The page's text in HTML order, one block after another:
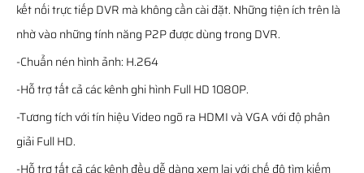
kết nối trực tiếp DVR mà không cần cài đặt. Những tiện ích trên là
nhờ vào những tính năng P2P được dùng trong DVR.
-Chuẩn nén hình ảnh: H.264
-Hỗ trợ tất cả các kênh ghi hình Full HD 1080P.
-Tương tích với tín hiệu Video ngõ ra HDMI và VGA với độ phân
giải Full HD.
-Hỗ trợ tất cả các kênh đều dễ dàng xem lại với chế độ tìm kiếm